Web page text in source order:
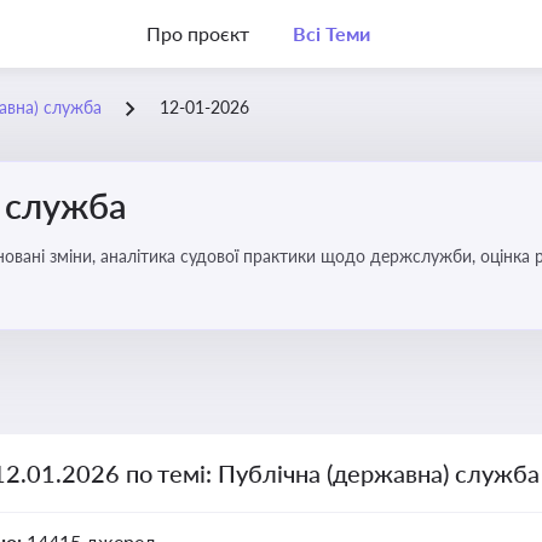
Про проєкт Всі Теми
служба 12-01-2026
зміни, аналітика судової практики щодо держслужби, оцінка
по темі: Публічна (державна) служба